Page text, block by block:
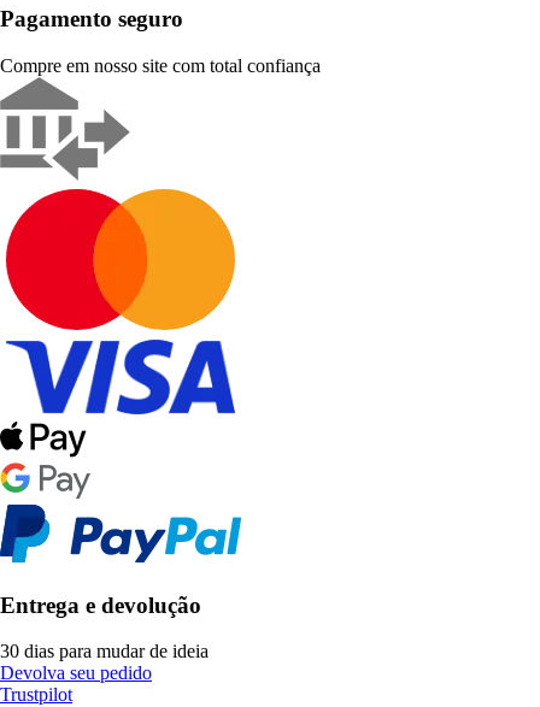
Pagamento seguro
Compre em nosso site com total confiança
Entrega e devolução
30 dias para mudar de ideia
Devolva seu pedido
Trustpilot